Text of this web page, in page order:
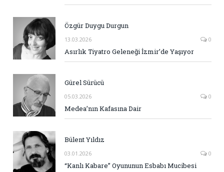
Özgür Duygu Durgun
13.03.2026 0
Asırlık Tiyatro Geleneği İzmir’de Yaşıyor
Gürel Sürücü
05.03.2026 0
Medea’nın Kafasına Dair
Bülent Yıldız
03.01.2026 0
“Kanlı Kabare” Oyununun Esbabı Mucibesi